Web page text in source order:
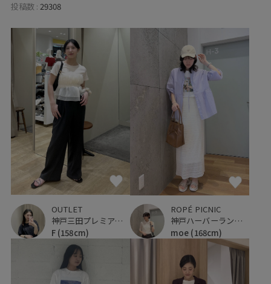
投稿数 : 29308
OUTLET
神戸三田プレミアム・アウトレット
F (158cm)
ROPÉ PICNIC
神戸ハーバーランドumie
moe (168cm)